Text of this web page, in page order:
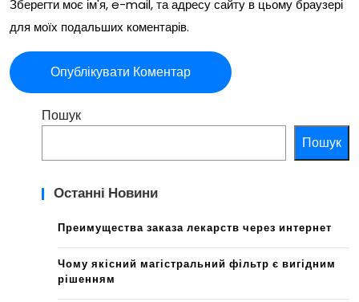
Зберегти моє ім'я, e-mail, та адресу сайту в цьому браузері
для моїх подальших коментарів.
Пошук
Пошук
Останні Новини
Преимущества заказа лекарств через интернет
Чому якісний магістральний фільтр є вигідним
рішенням